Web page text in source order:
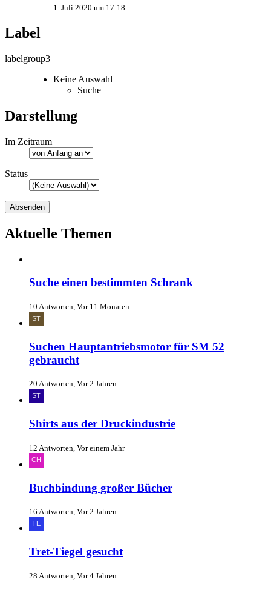
1. Juli 2020 um 17:18
Label
labelgroup3
Keine Auswahl
Suche
Darstellung
Im Zeitraum
Status
Aktuelle Themen
Suche einen bestimmten Schrank
10 Antworten, Vor 11 Monaten
Suchen Hauptantriebsmotor für SM 52
gebraucht
20 Antworten, Vor 2 Jahren
Shirts aus der Druckindustrie
12 Antworten, Vor einem Jahr
Buchbindung großer Bücher
16 Antworten, Vor 2 Jahren
Tret-Tiegel gesucht
28 Antworten, Vor 4 Jahren